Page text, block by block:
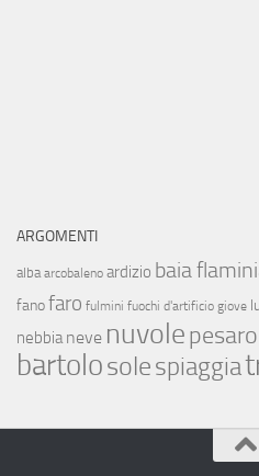
ARGOMENTI
alba arcobaleno ardizio baia
fanofaro fulmini fuochi d'artificio giove
nebbia neve nuvolepesaro
bartolosolespiaggia